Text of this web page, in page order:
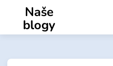
obsahu
Naše
blogy
O Nás